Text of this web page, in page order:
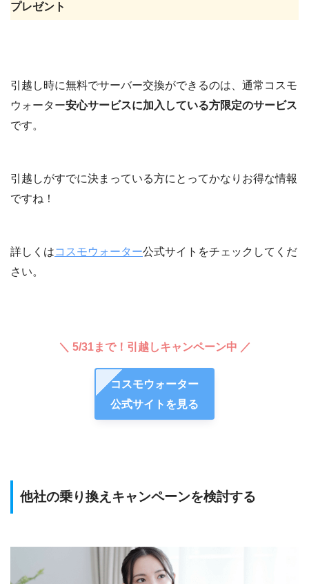
補償の対象外となるので注意が必要です。
プレゼント
引越し時に無料でサーバー交換ができるのは、通常コスモ
ウォーター安心サービスに加入している方限定のサービス
です。
引越しがすでに決まっている方にとってかなりお得な情報
ですね！
詳しくはコスモウォーター公式サイトをチェックしてくだ
さい。
＼ 5/31まで！引越しキャンペーン中 ／
コスモウォーター
公式サイトを見る
他社の乗り換えキャンペーンを検討する